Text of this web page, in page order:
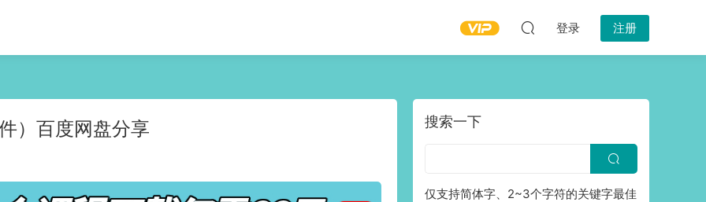
登录 注册
）百度网盘分享 搜索一下
仅支持简体字、2~3个字符的关键字最佳